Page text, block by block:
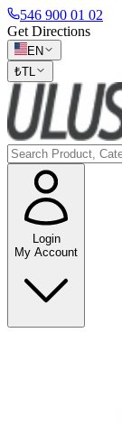
546 900 01 02
Get Directions
EN
₺TL
Login
My Account